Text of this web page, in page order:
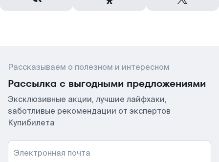
Рассказываем о полезном и интересном
Рассылка с выгодными предложениями
Эксклюзивные акции, лучшие лайфхаки,
заботливые рекомендации от экспертов
Купибилета
Электронная почта